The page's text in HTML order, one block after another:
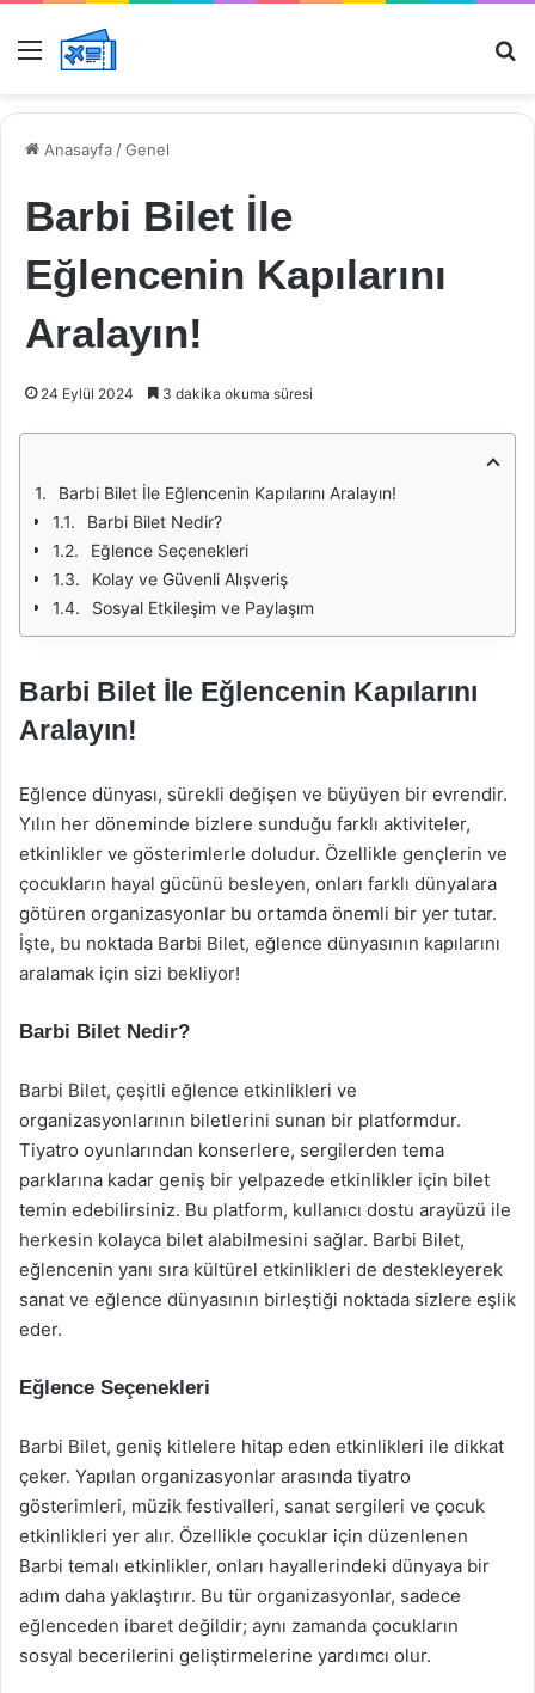
Menü
Anasayfa /Genel
Barbi Bilet İle
Eğlencenin Kapılarını
Aralayın!
24 Eylül 2024 3 dakika okuma süresi
Barbi Bilet İle Eğlencenin Kapılarını Aralayın!
Barbi Bilet Nedir?
Eğlence Seçenekleri
Kolay ve Güvenli Alışveriş
Sosyal Etkileşim ve Paylaşım
Barbi Bilet İle Eğlencenin Kapılarını
Aralayın!
Eğlence dünyası, sürekli değişen ve büyüyen bir evrendir.
Yılın her döneminde bizlere sunduğu farklı aktiviteler,
etkinlikler ve gösterimlerle doludur. Özellikle gençlerin ve
çocukların hayal gücünü besleyen, onları farklı dünyalara
götüren organizasyonlar bu ortamda önemli bir yer tutar.
İşte, bu noktada Barbi Bilet, eğlence dünyasının kapılarını
aralamak için sizi bekliyor!
Barbi Bilet Nedir?
Barbi Bilet, çeşitli eğlence etkinlikleri ve
organizasyonlarının biletlerini sunan bir platformdur.
Tiyatro oyunlarından konserlere, sergilerden tema
parklarına kadar geniş bir yelpazede etkinlikler için bilet
temin edebilirsiniz. Bu platform, kullanıcı dostu arayüzü ile
herkesin kolayca bilet alabilmesini sağlar. Barbi Bilet,
eğlencenin yanı sıra kültürel etkinlikleri de destekleyerek
sanat ve eğlence dünyasının birleştiği noktada sizlere eşlik
eder.
Eğlence Seçenekleri
Barbi Bilet, geniş kitlelere hitap eden etkinlikleri ile dikkat
çeker. Yapılan organizasyonlar arasında tiyatro
gösterimleri, müzik festivalleri, sanat sergileri ve çocuk
etkinlikleri yer alır. Özellikle çocuklar için düzenlenen
Barbi temalı etkinlikler, onları hayallerindeki dünyaya bir
adım daha yaklaştırır. Bu tür organizasyonlar, sadece
eğlenceden ibaret değildir; aynı zamanda çocukların
sosyal becerilerini geliştirmelerine yardımcı olur.